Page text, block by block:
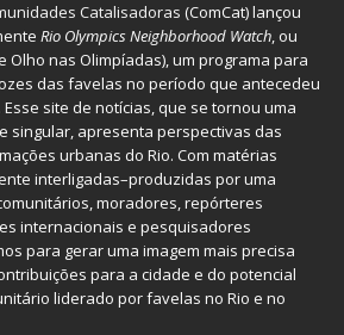
Catalisadoras (ComCat) lançou
Rio Olympics Neighborhood Watch, ou
Olho nas Olimpíadas), um programa para
das favelas no período que antecedeu
Esse site de notícias, que se tornou uma
singular, apresenta perspectivas das
urbanas do Rio. Com matérias
interligadas–produzidas por uma
moradores, repórteres
internacionais e pesquisadores
para gerar uma imagem mais precisa
para a cidade e do potencial
liderado por favelas no Rio e no